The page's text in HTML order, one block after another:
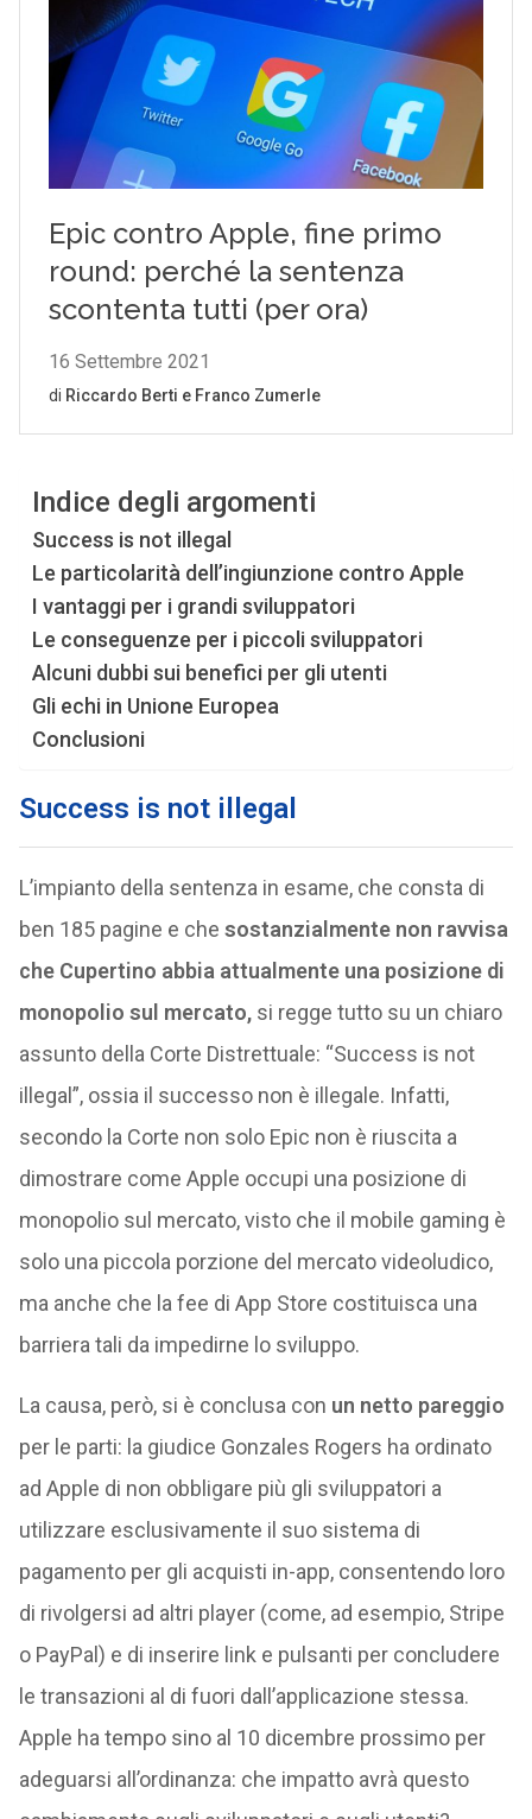
Indice degli argomenti
Success is not illegal
Le particolarità dell’ingiunzione contro Apple
I vantaggi per i grandi sviluppatori
Le conseguenze per i piccoli sviluppatori
Alcuni dubbi sui benefici per gli utenti
Gli echi in Unione Europea
Conclusioni
Success is not illegal
L’impianto della sentenza in esame, che consta di
ben 185 pagine e che sostanzialmente non ravvisa
che Cupertino abbia attualmente una posizione di
monopolio sul mercato,si regge tutto su un chiaro
assunto della Corte Distrettuale: “Success is not
illegal”, ossia il successo non è illegale. Infatti,
secondo la Corte non solo Epic non è riuscita a
dimostrare come Apple occupi una posizione di
monopolio sul mercato, visto che il mobile gaming è
solo una piccola porzione del mercato videoludico,
ma anche che la fee di App Store costituisca una
barriera tali da impedirne lo sviluppo.
La causa, però, si è conclusa con un netto pareggio
per le parti: la giudice Gonzales Rogers ha ordinato
ad Apple di non obbligare più gli sviluppatori a
utilizzare esclusivamente il suo sistema di
pagamento per gli acquisti in-app, consentendo loro
di rivolgersi ad altri player (come, ad esempio, Stripe
o PayPal) e di inserire link e pulsanti per concludere
le transazioni al di fuori dall’applicazione stessa.
Apple ha tempo sino al 10 dicembre prossimo per
adeguarsi all’ordinanza: che impatto avrà questo